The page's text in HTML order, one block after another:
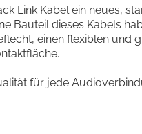
Link Kabel ein neues,
Bauteil dieses Kabels
einen flexiblen und
für jede